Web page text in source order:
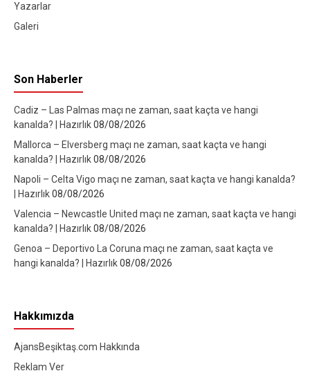
Yazarlar
Galeri
Son Haberler
Cadiz – Las Palmas maçı ne zaman, saat kaçta ve hangi
kanalda? | Hazırlık08/08/2026
Mallorca – Elversberg maçı ne zaman, saat kaçta ve hangi
kanalda? | Hazırlık08/08/2026
Napoli – Celta Vigo maçı ne zaman, saat kaçta ve hangi kanalda?
| Hazırlık08/08/2026
Valencia – Newcastle United maçı ne zaman, saat kaçta ve hangi
kanalda? | Hazırlık08/08/2026
Genoa – Deportivo La Coruna maçı ne zaman, saat kaçta ve
hangi kanalda? | Hazırlık08/08/2026
Hakkımızda
AjansBeşiktaş.com Hakkında
Reklam Ver